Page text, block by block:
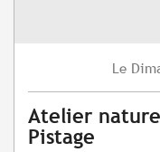
Le
Atelier
Pistage